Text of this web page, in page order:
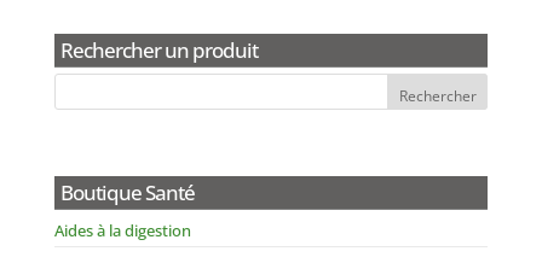
Rechercher un produit
Boutique Santé
Aides à la digestion